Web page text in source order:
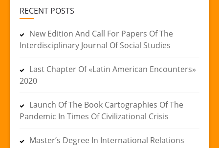
RECENT POSTS
New Edition And Call For Papers Of The
Interdisciplinary Journal Of Social Studies
Last Chapter Of «Latin American Encounters»
2020
Launch Of The Book Cartographies Of The
Pandemic In Times Of Civilizational Crisis
Master’s Degree In International Relations